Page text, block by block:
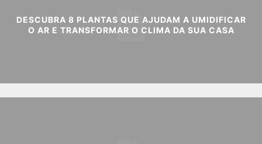
DESCUBRA 8 PLANTAS QUE AJUDAM A UMIDIFICAR
O AR E TRANSFORMAR O CLIMA DA SUA CASA